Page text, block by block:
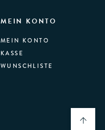
MEIN KONTO
MEIN KONTO
KASSE
WUNSCHLISTE